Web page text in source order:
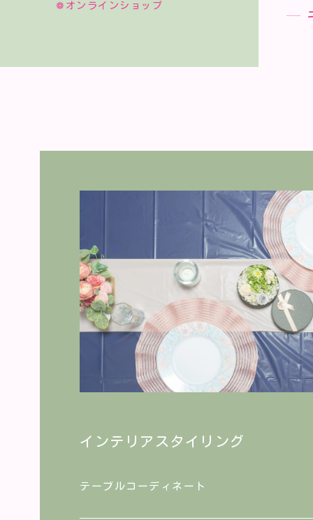
❁オンラインショップ
インテリアスタイリング
テーブルコーディネート